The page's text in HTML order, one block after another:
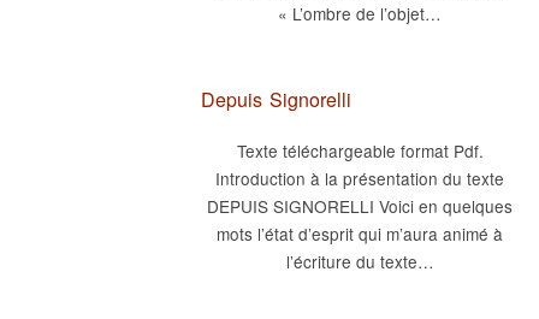
« L’ombre de l’objet…
Depuis Signorelli
Texte téléchargeable format Pdf.
Introduction à la présentation du texte
DEPUIS SIGNORELLI Voici en quelques
mots l’état d’esprit qui m’aura animé à
l’écriture du texte…